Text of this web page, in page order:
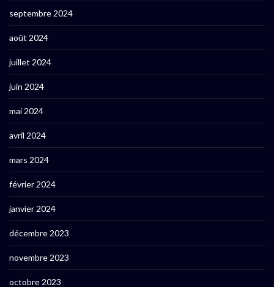
septembre 2024
août 2024
juillet 2024
juin 2024
mai 2024
avril 2024
mars 2024
février 2024
janvier 2024
décembre 2023
novembre 2023
octobre 2023